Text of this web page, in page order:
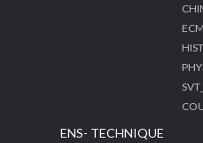
ENS- TECHNIQUE